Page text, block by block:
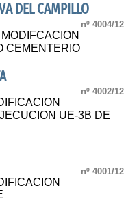
DEL CAMPILLO
nº 4004/12
CEMENTERIO
nº 4002/12
UE-3B DE
nº 4001/12